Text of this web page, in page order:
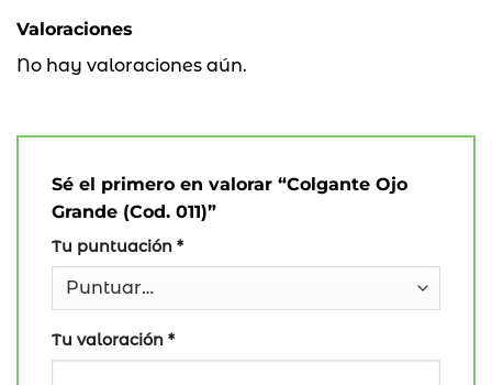
Valoraciones
No hay valoraciones aún.
Sé el primero en valorar “Colgante Ojo
Grande (Cod. 011)”
Tu puntuación *
Tu valoración *